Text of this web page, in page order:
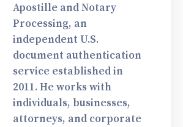
Apostille and Notary
Processing, an
independent U.S.
document authentication
service established in
2011. He works with
individuals, businesses,
attorneys, and corporate